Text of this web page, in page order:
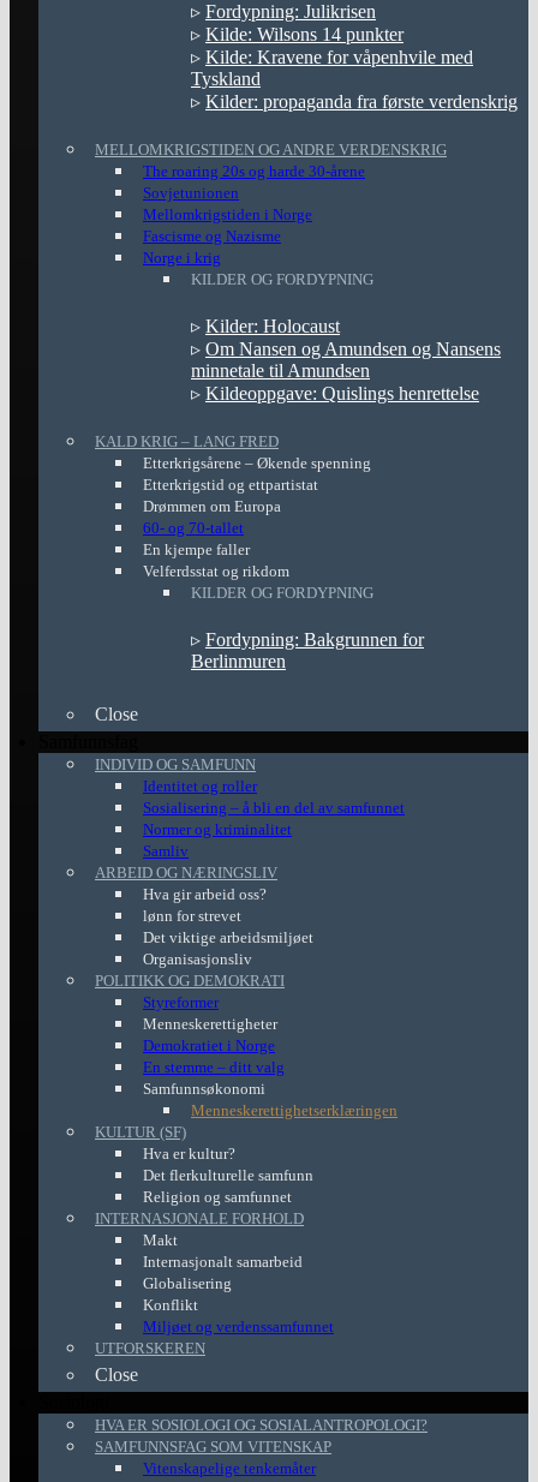
▹ Fordypning: Julikrisen
▹ Kilde: Wilsons 14 punkter
▹ Kilde: Kravene for våpenhvile med
Tyskland
▹ Kilder: propaganda fra første verdenskrig
MELLOMKRIGSTIDEN OG ANDRE VERDENSKRIG
The roaring 20s og harde 30-årene
Sovjetunionen
Mellomkrigstiden i Norge
Fascisme og Nazisme
Norge i krig
KILDER OG FORDYPNING
▹ Kilder: Holocaust
▹ Om Nansen og Amundsen og Nansens
minnetale til Amundsen
▹ Kildeoppgave: Quislings henrettelse
KALD KRIG – LANG FRED
Etterkrigsårene – Økende spenning
Etterkrigstid og ettpartistat
Drømmen om Europa
60- og 70-tallet
En kjempe faller
Velferdsstat og rikdom
KILDER OG FORDYPNING
▹ Fordypning: Bakgrunnen for
Berlinmuren
Close
INDIVID OG SAMFUNN
Identitet og roller
Sosialisering – å bli en del av samfunnet
Normer og kriminalitet
Samliv
ARBEID OG NÆRINGSLIV
Hva gir arbeid oss?
lønn for strevet
Det viktige arbeidsmiljøet
Organisasjonsliv
POLITIKK OG DEMOKRATI
Styreformer
Menneskerettigheter
Demokratiet i Norge
En stemme – ditt valg
Samfunnsøkonomi
Menneskerettighetserklæringen
KULTUR (SF)
Hva er kultur?
Det flerkulturelle samfunn
Religion og samfunnet
INTERNASJONALE FORHOLD
Makt
Internasjonalt samarbeid
Globalisering
Konflikt
Miljøet og verdenssamfunnet
UTFORSKEREN
Close
HVA ER SOSIOLOGI OG SOSIALANTROPOLOGI?
SAMFUNNSFAG SOM VITENSKAP
Vitenskapelige tenkemåter